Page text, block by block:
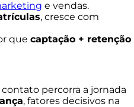
e vendas.
, cresce com
que captação + retenção
percorra a jornada
, fatores decisivos na